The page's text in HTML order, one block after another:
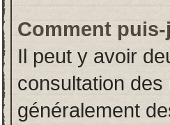
Comment
Il peut y avoir
consultation
généralement